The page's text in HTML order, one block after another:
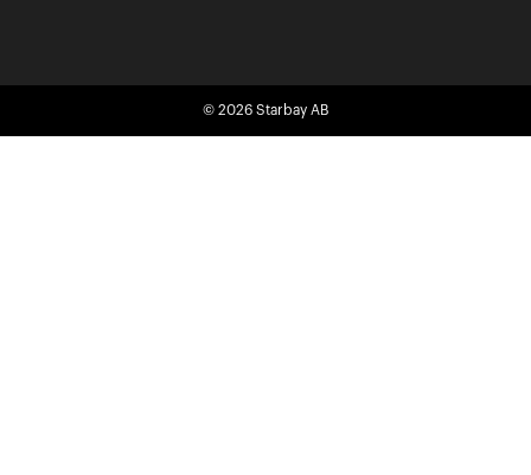
© 2026 Starbay AB